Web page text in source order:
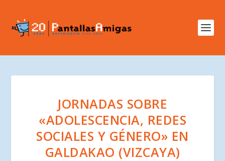
JORNADAS SOBRE
«ADOLESCENCIA, REDES
SOCIALES Y GÉNERO» EN
GALDAKAO (VIZCAYA)